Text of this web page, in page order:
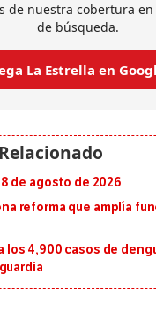
de nuestra cobertura
de búsqueda.
La Estrella en
de agosto de 2026
reforma que amplía
los 4,900 casos de